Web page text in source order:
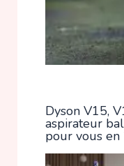
Dyson V15,
aspirateur
pour vous en